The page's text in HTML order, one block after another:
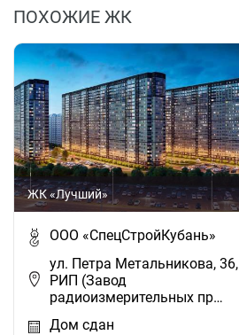
ПОХОЖИЕ ЖК
ЖК «Лучший»
ООО «СпецСтройКубань»
ул. Петра Метальникова, 36,
РИП (Завод
радиоизмерительных пр…
Дом сдан